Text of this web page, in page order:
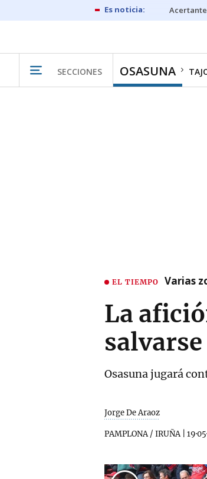
SECCIONES OSASUNA
EL TIEMPO Varias
La
Osasuna jugará
Jorge De Araoz
PAMPLONA / IRUÑA|